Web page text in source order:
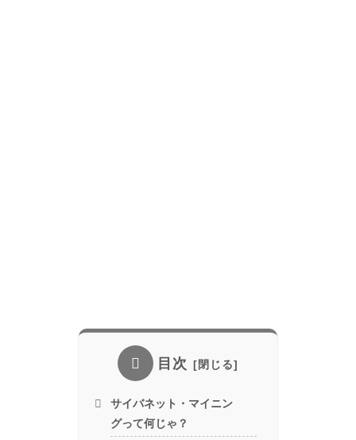
目次
サイバネット・マイニン
グって何じゃ？